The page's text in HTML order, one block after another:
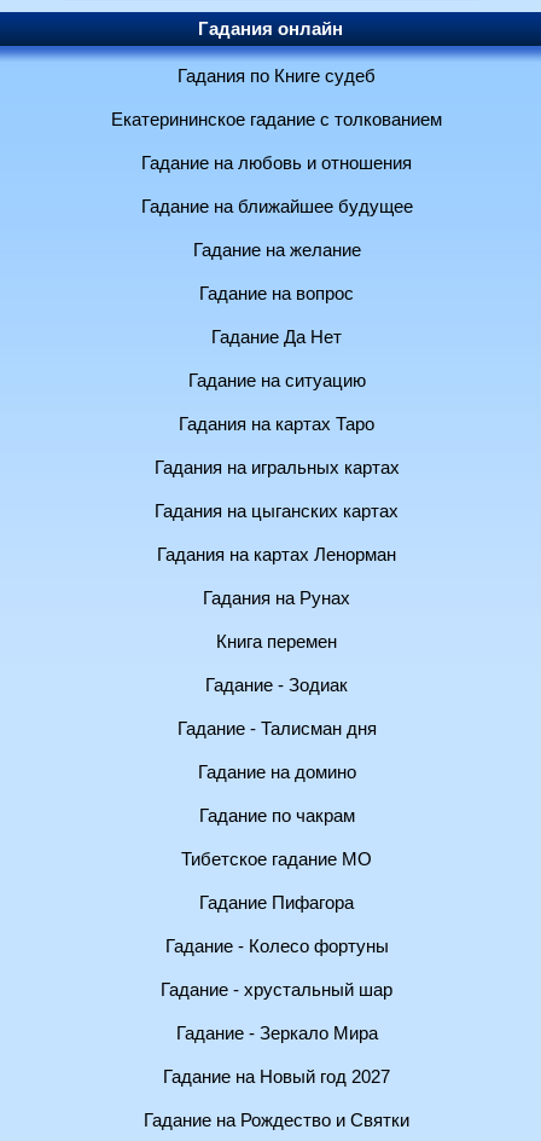
Гадания онлайн
Гадания по Книге судеб
Екатерининское гадание с толкованием
Гадание на любовь и отношения
Гадание на ближайшее будущее
Гадание на желание
Гадание на вопрос
Гадание Да Нет
Гадание на ситуацию
Гадания на картах Таро
Гадания на игральных картах
Гадания на цыганских картах
Гадания на картах Ленорман
Гадания на Рунах
Книга перемен
Гадание - Зодиак
Гадание - Талисман дня
Гадание на домино
Гадание по чакрам
Тибетское гадание МО
Гадание Пифагора
Гадание - Колесо фортуны
Гадание - хрустальный шар
Гадание - Зеркало Мира
Гадание на Новый год 2027
Гадание на Рождество и Святки